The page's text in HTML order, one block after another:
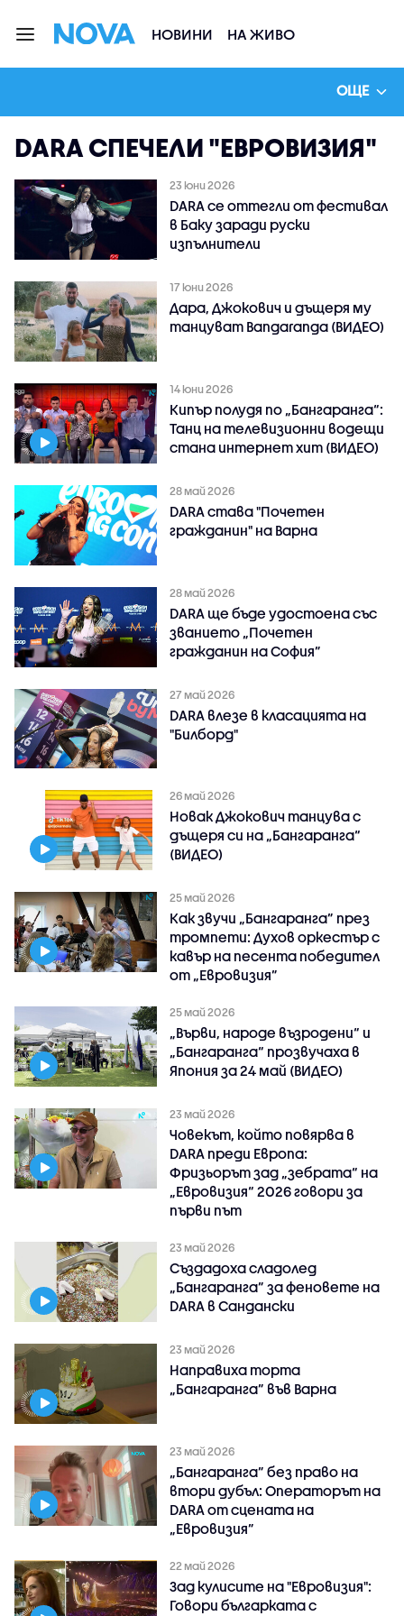
НОВИНИ НА ЖИВО
ОЩЕ
DARA СПЕЧЕЛИ "ЕВРОВИЗИЯ"
23 юни 2026
DARA се оттегли от фестивал
в Баку заради руски
изпълнители
17 юни 2026
Дара, Джокович и дъщеря му
танцуват Bangaranga (ВИДЕО)
14 юни 2026
Кипър полудя по „Бангаранга“:
Танц на телевизионни водещи
стана интернет хит (ВИДЕО)
28 май 2026
DARA става "Почетен
гражданин" на Варна
28 май 2026
DARA ще бъде удостоена със
званието „Почетен
гражданин на София”
27 май 2026
DARA влезе в класацията на
"Билборд"
26 май 2026
Новак Джокович танцува с
дъщеря си на „Бангаранга“
(ВИДЕО)
25 май 2026
Как звучи „Бангаранга” през
тромпети: Духов оркестър с
кавър на песента победител
от „Евровизия”
25 май 2026
„Върви, народе възродени“ и
„Бангаранга“ прозвучаха в
Япония за 24 май (ВИДЕО)
23 май 2026
Човекът, който повярва в
DARA преди Европа:
Фризьорът зад „зебрата“ на
„Евровизия“ 2026 говори за
първи път
23 май 2026
Създадоха сладолед
„Бангаранга” за феновете на
DARA в Сандански
23 май 2026
Направиха торта
„Бангаранга” във Варна
23 май 2026
„Бангаранга” без право на
втори дубъл: Операторът на
DARA от сцената на
„Евровизия”
22 май 2026
Зад кулисите на "Евровизия":
Говори българката с